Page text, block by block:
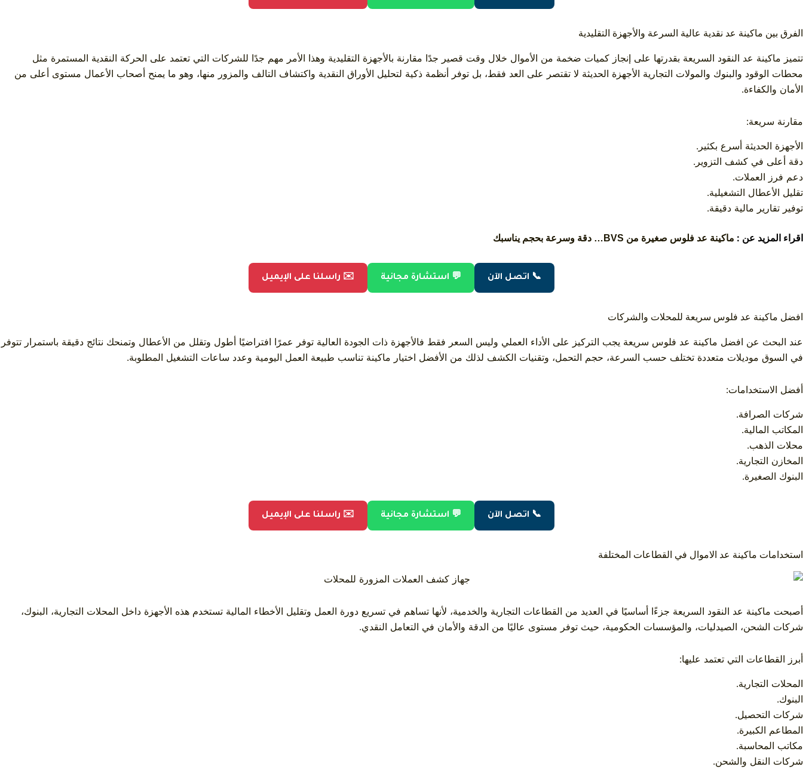
الفرق بين ماكينة عد نقدية عالية السرعة والأجهزة التقليدية
تتميز ماكينة عد النقود السريعة بقدرتها على إنجاز كميات ضخمة من الأموال خلال وقت قصير جدًا مقارنة بالأجهزة التقليدية وهذا الأمر مهم جدًا للشركات التي تعتمد على الحركة النقدية المستمرة مثل
محطات الوقود والبنوك والمولات التجارية الأجهزة الحديثة لا تقتصر على العد فقط، بل توفر أنظمة ذكية لتحليل الأوراق النقدية واكتشاف التالف والمزور منها، وهو ما يمنح أصحاب الأعمال مستوى أعلى من
الأمان والكفاءة.
مقارنة سريعة:
الأجهزة الحديثة أسرع بكثير.
دقة أعلى في كشف التزوير.
دعم فرز العملات.
تقليل الأعطال التشغيلية.
توفير تقارير مالية دقيقة.
اقراء المزيد عن : ماكينة عد فلوس صغيرة من BVS… دقة وسرعة بحجم يناسبك
📞 اتصل الآن 💬 استشارة مجانية ✉️ راسلنا على الإيميل
افضل ماكينة عد فلوس سريعة للمحلات والشركات
عند البحث عن افضل ماكينة عد فلوس سريعة يجب التركيز على الأداء العملي وليس السعر فقط فالأجهزة ذات الجودة العالية توفر عمرًا افتراضيًا أطول وتقلل من الأعطال وتمنحك نتائج دقيقة باستمرار تتوفر
في السوق موديلات متعددة تختلف حسب السرعة، حجم التحمل، وتقنيات الكشف لذلك من الأفضل اختيار ماكينة تناسب طبيعة العمل اليومية وعدد ساعات التشغيل المطلوبة.
أفضل الاستخدامات:
شركات الصرافة.
المكاتب المالية.
محلات الذهب.
المخازن التجارية.
البنوك الصغيرة.
📞 اتصل الآن 💬 استشارة مجانية ✉️ راسلنا على الإيميل
استخدامات ماكينة عد الاموال في القطاعات المختلفة
أصبحت ماكينة عد النقود السريعة جزءًا أساسيًا في العديد من القطاعات التجارية والخدمية، لأنها تساهم في تسريع دورة العمل وتقليل الأخطاء المالية تستخدم هذه الأجهزة داخل المحلات التجارية، البنوك،
شركات الشحن، الصيدليات، والمؤسسات الحكومية، حيث توفر مستوى عاليًا من الدقة والأمان في التعامل النقدي.
أبرز القطاعات التي تعتمد عليها:
المحلات التجارية.
البنوك.
شركات التحصيل.
المطاعم الكبيرة.
مكاتب المحاسبة.
شركات النقل والشحن.